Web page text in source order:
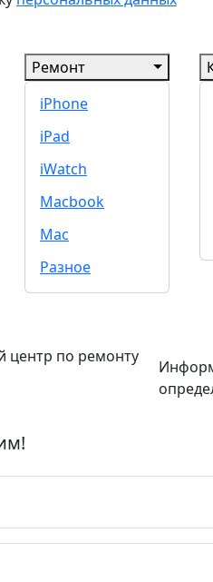
Ремонт
iPhone
iPad
iWatch
Macbook
Mac
Разное
центр по ремонту